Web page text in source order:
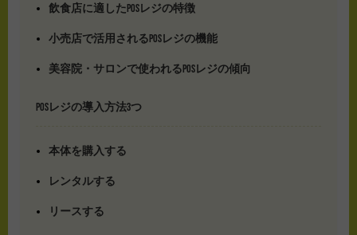
飲食店に適したPOSレジの特徴
小売店で活用されるPOSレジの機能
美容院・サロンで使われるPOSレジの傾向
POSレジの導入方法3つ
本体を購入する
レンタルする
リースする